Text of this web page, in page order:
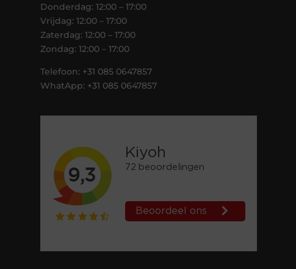
Donderdag: 12:00 – 17:00
Vrijdag: 12:00 – 17:00
Zaterdag: 12:00 – 17:00
Zondag: 12:00 – 17:00
Telefoon: +31 085 0647857
WhatApp: +31 085 0647857